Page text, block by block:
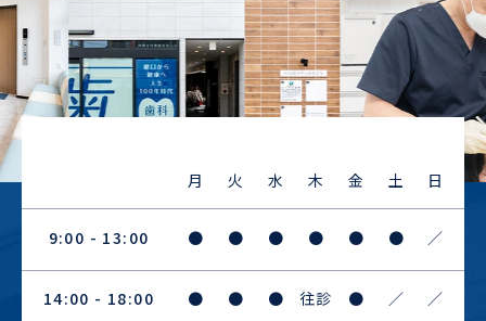
月 火 水 木 金 土 日
9:00 - 13:00 ● ● ● ● ● ● ／
14:00 - 18:00 ● ● ● 往診 ● ／ ／